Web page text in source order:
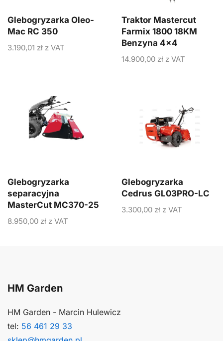
Glebogryzarka Oleo-
Mac RC 350
3.190,01 zł z VAT
Traktor Mastercut
Farmix 1800 18KM
Benzyna 4×4
14.900,00 zł z VAT
Glebogryzarka
separacyjna
MasterCut MC370-25
8.950,00 zł z VAT
Glebogryzarka
Cedrus GL03PRO-LC
3.300,00 zł z VAT
HM Garden
HM Garden - Marcin Hulewicz
tel: 56 461 29 33